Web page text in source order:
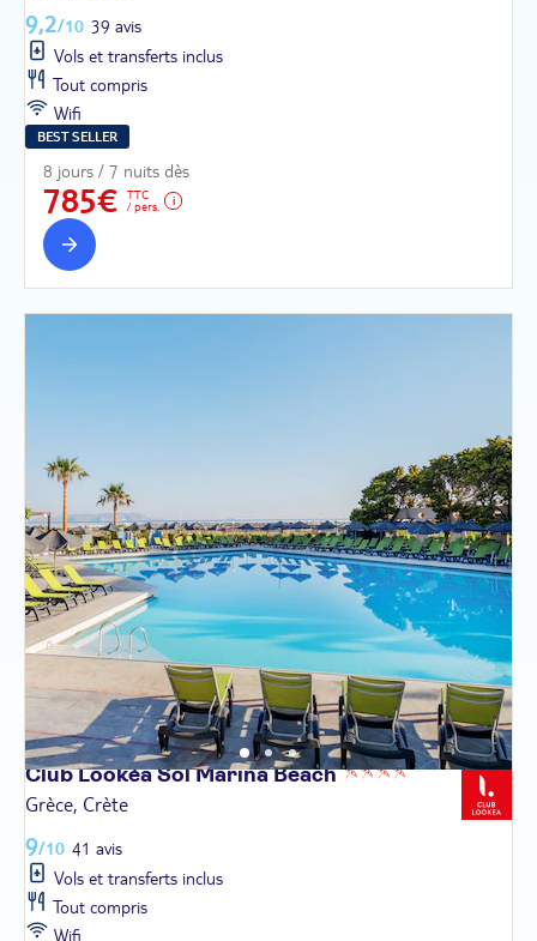
9,2/10 39 avis
Vols et transferts inclus
Tout compris
Wifi
BEST SELLER
8 jours / 7 nuits dès
785€
TTC
/ pers.
Club Lookéa Sol MarinaBeach
Grèce, Crète
9/10 41 avis
Vols et transferts inclus
Tout compris
Wifi